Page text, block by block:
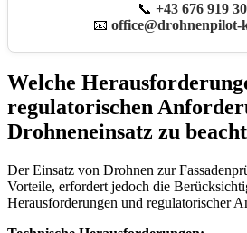
📞 +43 676 919
📧 office@drohnenpilot-
Welche
regulatorischen
Drohneneinsatz zu
Der Einsatz von Drohnen zur
Vorteile, erfordert jedoch die
Herausforderungen und regulatorischer